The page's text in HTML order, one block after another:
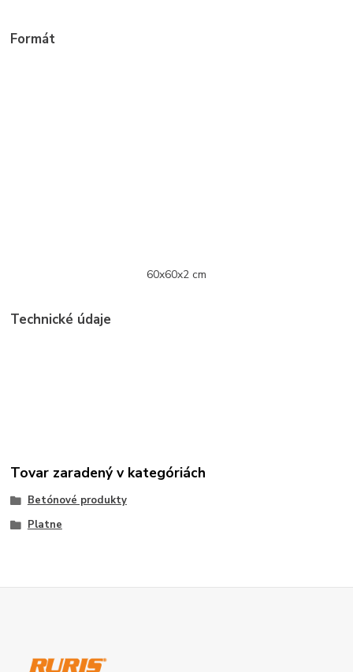
Formát
60x60x2 cm
Technické údaje
Tovar zaradený v kategóriách
Betónové produkty
Platne